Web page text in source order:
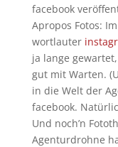
facebook
Apropos Fotos:
wortlauter
ja lange
gut mit Warten.
in die Welt der
facebook.
Und noch’n
Agenturdrohne